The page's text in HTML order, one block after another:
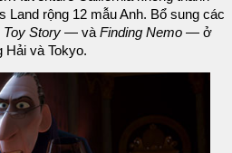
Land rộng 12 mẫu Anh. Bổ sung các
Toy Story — và Finding Nemo — ở
và Tokyo.